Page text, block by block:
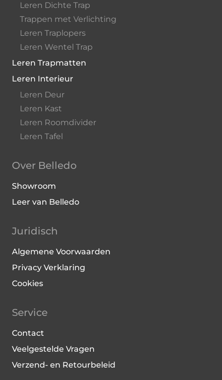
Leren Dichte Trap
Trappen met Verlichting
Leren Traplopers
Leren Wentel Trap
Leren Trapmatten
Leren Interieur
Leren Deur
Leren Kast
Leren Roomdivider
Leren Tafel
Over Belledo
Showroom
Leer van Belledo
Juridisch
Algemene Voorwaarden
Privacy Verklaring
Cookies
Service
Contact
Veelgestelde Vragen
Verzend- en Retourbeleid